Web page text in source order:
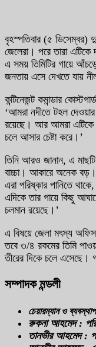
বৃহস্পতিবার (৫ ডিসেম্বর)
জেলেরা। পরে তারা এটিকে
এ সময় তিমিটির গায়ে
জনতায় এসে দেখতে যায়
কন্টিনেজন্ট কমান্ডার
‘আমরা নদীতে টহল
রয়েছে। আর আমরা এটিকে
চলে আসার চেষ্টা করে।’
তিনি আরও জানান, এ
বাচ্চা। আকারে অনেক বড়।
এরা পরিষ্কার পানিতে
এদিকে তার গায়ে কিছু
চলমান রয়েছে।’
এ বিষয়ে জেলা মৎস্য
তবে ৩/৪ রকমের তিমি
তীরের দিকে চলে এসেছে।
সম্পাদক মন্ডলী
চেয়ারম্যান ও
রুকনা আহমেদ :
তানভীর আহমেদ :